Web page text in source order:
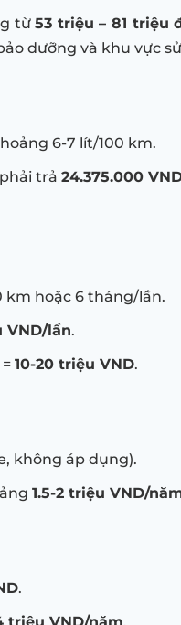
từ53 triệu – 81 triệu
dưỡng và khu vực
6-7 lít/100 km.
trả 24.375.000
km hoặc 6 tháng/lần.
VND/lần.
10-20 triệu VND.
không áp dụng).
1.5-2 triệu VND/
.